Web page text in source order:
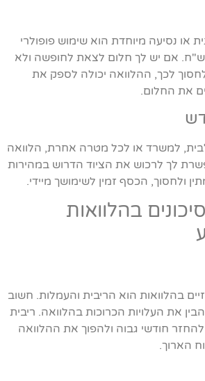
או נסיעה מיוחדת הוא שימוש פופולרי
להלוואה עד 10,000 ש"ח. אם יש לך חלום לצאת לחופשה ולא
לכך, ההלוואה יכולה לספק את
את החלום.
למשרד או לכל מטרה אחרת, הלוואה
מאפשרת לך לרכוש את הציוד הדרוש במהירות
ולחסוך, הכסף זמין לשימושך מיידי.
בהלוואות
בהלוואות הוא הריבית והעמלות. חשוב
את העלויות הכרוכות בהלוואה. ריבית
חודשי גבוה ולהפוך את ההלוואה
הארוך.